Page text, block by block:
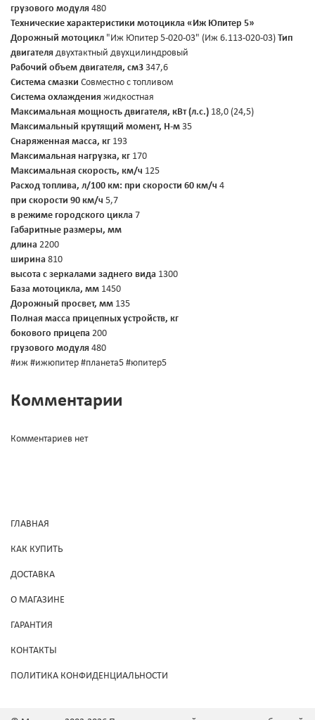
грузового модуля 480
Технические характеристики мотоцикла «Иж Юпитер 5»
Дорожный мотоцикл "Иж Юпитер 5-020-03" (Иж 6.113-020-03) Тип
двигателя двухтактный двухцилиндровый
Рабочий объем двигателя, см3 347,6
Система смазки Совместно с топливом
Система охлаждения жидкостная
Максимальная мощность двигателя, кВт (л.с.) 18,0 (24,5)
Максимальный крутящий момент, Н-м 35
Снаряженная масса, кг 193
Максимальная нагрузка, кг 170
Максимальная скорость, км/ч 125
Расход топлива, л/100 км: при скорости 60 км/ч 4
при скорости 90 км/ч 5,7
в режиме городского цикла 7
Габаритные размеры, мм
длина 2200
ширина 810
высота с зеркалами заднего вида 1300
База мотоцикла, мм 1450
Дорожный просвет, мм 135
Полная масса прицепных устройств, кг
бокового прицепа 200
грузового модуля 480
#иж #ижюпитер #планета5 #юпитер5
Комментарии
Комментариев нет
ГЛАВНАЯ
КАК КУПИТЬ
ДОСТАВКА
О МАГАЗИНЕ
ГАРАНТИЯ
КОНТАКТЫ
ПОЛИТИКА КОНФИДЕНЦИАЛЬНОСТИ